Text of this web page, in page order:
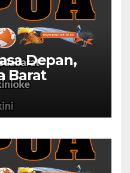
Depan,
Barat
RKPD 2027